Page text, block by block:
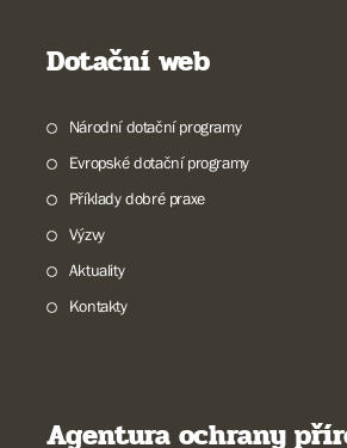
Dotační web
Národní dotační programy
Evropské dotační programy
Příklady dobré praxe
Výzvy
Aktuality
Kontakty
Agentura ochrany